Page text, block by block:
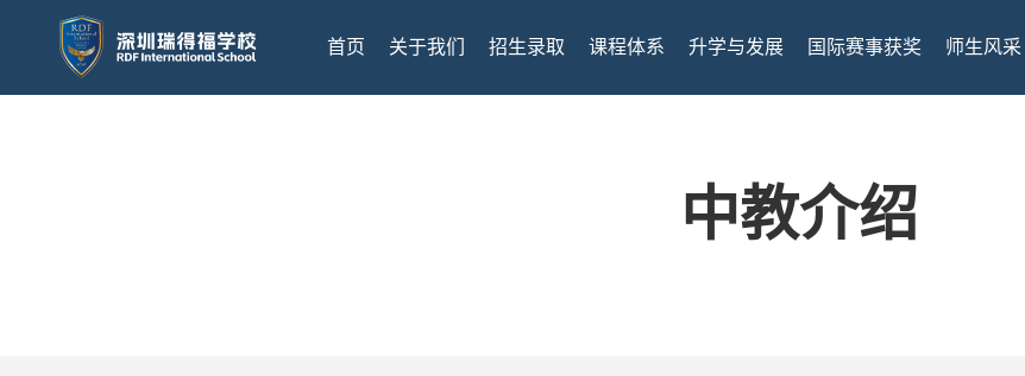
首页 关于我们 招生录取 课程体系 升学与发展 国际赛事获奖 师生风采
中教介绍